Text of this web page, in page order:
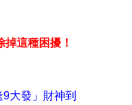
這種困擾！
大發」財神到